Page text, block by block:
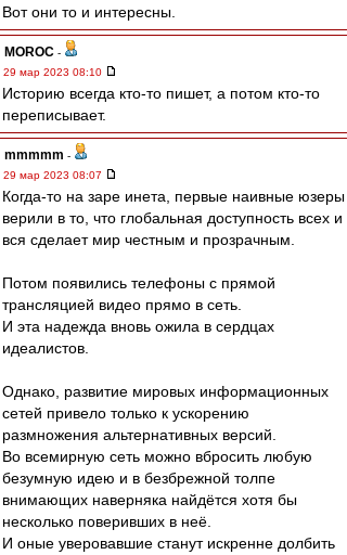
Вот они то и интересны.
MOROC -
29 мар 2023 08:10
Историю всегда кто-то пишет, а потом кто-то
переписывает.
mmmmm -
29 мар 2023 08:07
Когда-то на заре инета, первые наивные юзеры
верили в то, что глобальная доступность всех и
вся сделает мир честным и прозрачным.
Потом появились телефоны с прямой
трансляцией видео прямо в сеть.
И эта надежда вновь ожила в сердцах
идеалистов.
Однако, развитие мировых информационных
сетей привело только к ускорению
размножения альтернативных версий.
Во всемирную сеть можно вбросить любую
безумную идею и в безбрежной толпе
внимающих наверняка найдётся хотя бы
несколько поверивших в неё.
И оные уверовавшие станут искренне долбить